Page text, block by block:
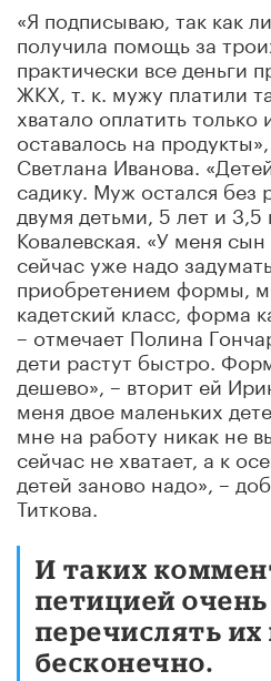
«Я подписываю, так как
получила помощь за
практически все деньги
ЖКХ, т. к. мужу платили
хватало оплатить
оставалось на
Светлана Иванова.
садику. Муж остался без
двумя детьми, 5 лет и 3,5
Ковалевская. «У меня
сейчас уже надо
приобретением формы,
кадетский класс, форма
– отмечает Полина
дети растут быстро.
дешево», – вторит ей
меня двое маленьких
мне на работу никак не
сейчас не хватает, а к
детей заново надо», –
Титкова.
И таких
петицией
перечислять
бесконечно.